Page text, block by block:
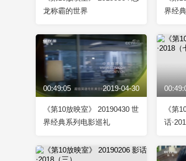
龙称霸的世界
界经
00:49:05 2019-04-30
《第10放映室》 20190430 世
界经典系列电影巡礼
《第
话